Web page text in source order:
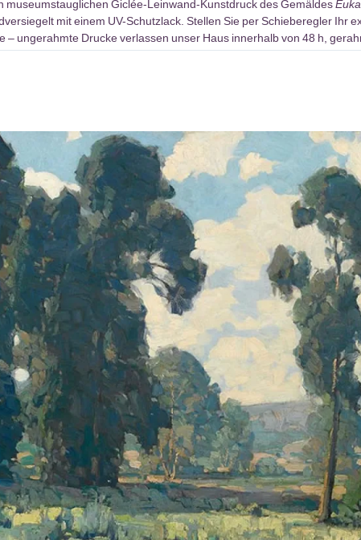
museumstauglichen Giclée-Leinwand-Kunstdruck des Gemäldes
mit einem UV-Schutzlack. Stellen Sie per Schieberegler
– ungerahmte Drucke verlassen unser Haus innerhalb von 48 h,